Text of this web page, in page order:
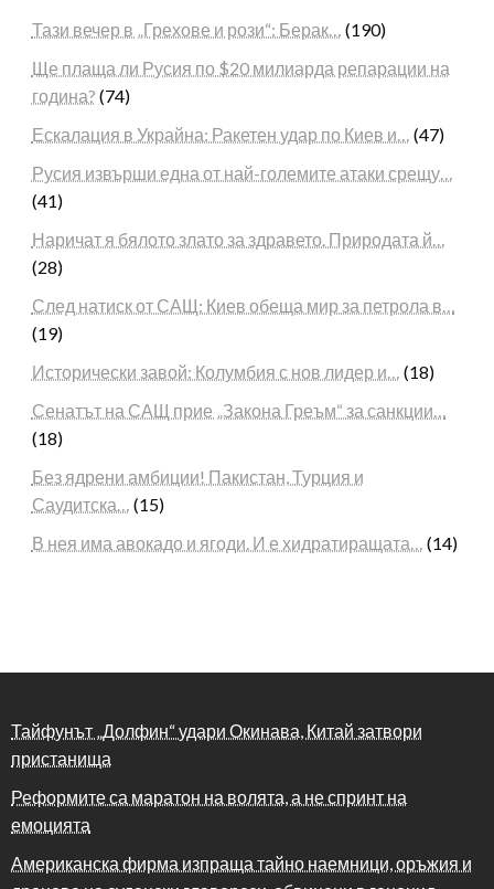
Тази вечер в „Грехове и рози“: Берак…
(190)
Ще плаща ли Русия по $20 милиарда репарации на
година? (74)
Ескалация в Украйна: Ракетен удар по Киев и…
(47)
Русия извърши една от най-големите атаки срещу…
(41)
Наричат я бялото злато за здравето. Природата й…
(28)
След натиск от САЩ: Киев обеща мир за петрола в…
(19)
Исторически завой: Колумбия с нов лидер и…
(18)
Сенатът на САЩ прие „Закона Греъм“ за санкции…
(18)
Без ядрени амбиции! Пакистан, Турция и
Саудитска…
(15)
В нея има авокадо и ягоди. И е хидратиращата…
(14)
Тайфунът „Долфин“ удари Окинава, Китай затвори
пристанища
Реформите са маратон на волята, а не спринт на
емоцията
Американска фирма изпраща тайно наемници, оръжия и